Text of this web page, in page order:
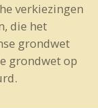
verkiezingen
die het
grondwet
grondwet op